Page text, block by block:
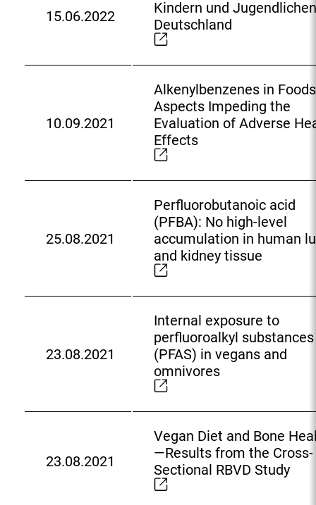
L
i
n
k
15.06.2022
E
x
r
n
e
r
L
i
k
:
Kindern und
Deutschland
10.09.2021
E
x
t
e
r
n
e
r
L
n
k
:
Alkenylbenzenes in
Aspects Impeding the
Evaluation of Adverse
Effects
25.08.2021
E
x
t
e
r
n
e
r
L
n
k
:
Perfluorobutanoic acid
(PFBA): No high-level
accumulation in human
and kidney tissue
23.08.2021
E
x
t
e
r
e
r
Internal exposure to
perfluoroalkyl substances
(PFAS) in vegans and
omnivores
23.08.2021
E
x
Vegan Diet and Bone
—Results from the Cross-
Sectional RBVD Study